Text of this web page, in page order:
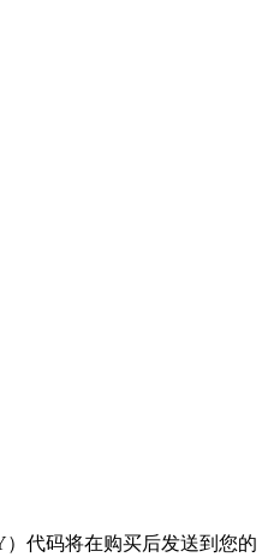
）代码将在购买后发送到您的